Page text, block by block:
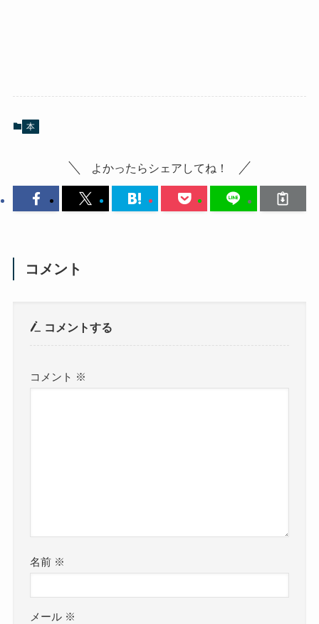
本
よかったらシェアしてね！
コメント
コメントする
コメント ※
名前 ※
メール ※